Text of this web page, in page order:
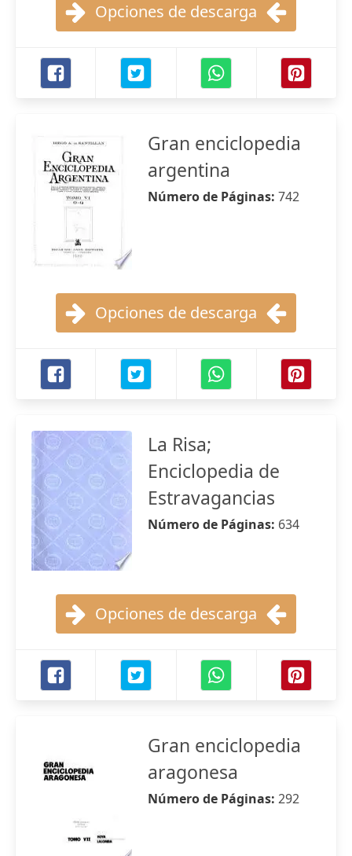
Opciones de descarga
Gran enciclopedia
argentina
Número de Páginas: 742
Opciones de descarga
La Risa;
Enciclopedia de
Estravagancias
Número de Páginas: 634
Opciones de descarga
Gran enciclopedia
aragonesa
Número de Páginas: 292